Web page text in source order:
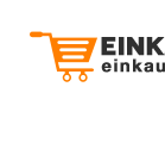
Inhalt